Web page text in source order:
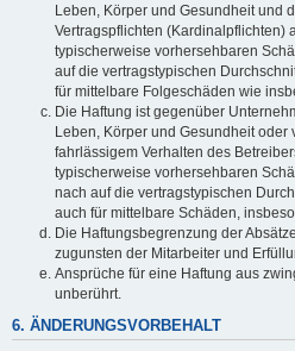
Leben, Körper und Gesundheit und
Vertragspflichten (Kardinalpflichten)
typischerweise vorhersehbaren
auf die vertragstypischen
für mittelbare Folgeschäden wie
Die Haftung ist gegenüber
Leben, Körper und Gesundheit oder
fahrlässigem Verhalten des
typischerweise vorhersehbaren
nach auf die vertragstypischen
auch für mittelbare Schäden,
Die Haftungsbegrenzung der
zugunsten der Mitarbeiter und
Ansprüche für eine Haftung aus
unberührt.
6. ÄNDERUNGSVORBEHALT